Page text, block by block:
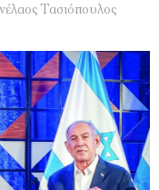
Τασιόπουλος